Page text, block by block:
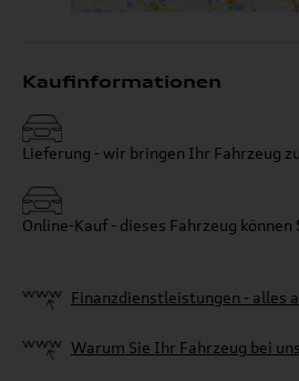
Kaufinformationen
Lieferung - wir bringen Ihr Fahrzeug
Online-Kauf - dieses Fahrzeug können
Finanzdienstleistungen - alles
Warum Sie Ihr Fahrzeug bei